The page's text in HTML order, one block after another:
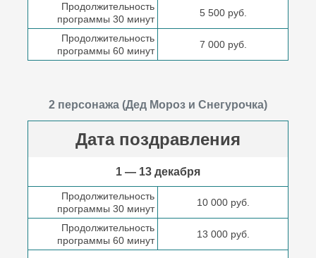
Продолжительность
программы 30 минут
5 500 руб.
Продолжительность
программы 60 минут
7 000 руб.
2 персонажа (Дед Мороз и Снегурочка)
Дата поздравления
1 — 13 декабря
Продолжительность
программы 30 минут
10 000 руб.
Продолжительность
программы 60 минут
13 000 руб.